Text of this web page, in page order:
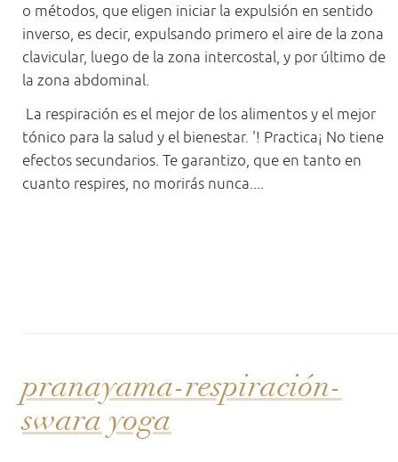
o métodos, que eligen iniciar la expulsión en sentido
inverso, es decir, expulsando primero el aire de la zona
clavicular, luego de la zona intercostal, y por último de
la zona abdominal.
La respiración es el mejor de los alimentos y el mejor
tónico para la salud y el bienestar. '! Practica¡ No tiene
efectos secundarios. Te garantizo, que en tanto en
cuanto respires, no morirás nunca....
pranayama-respiración-
swara yoga